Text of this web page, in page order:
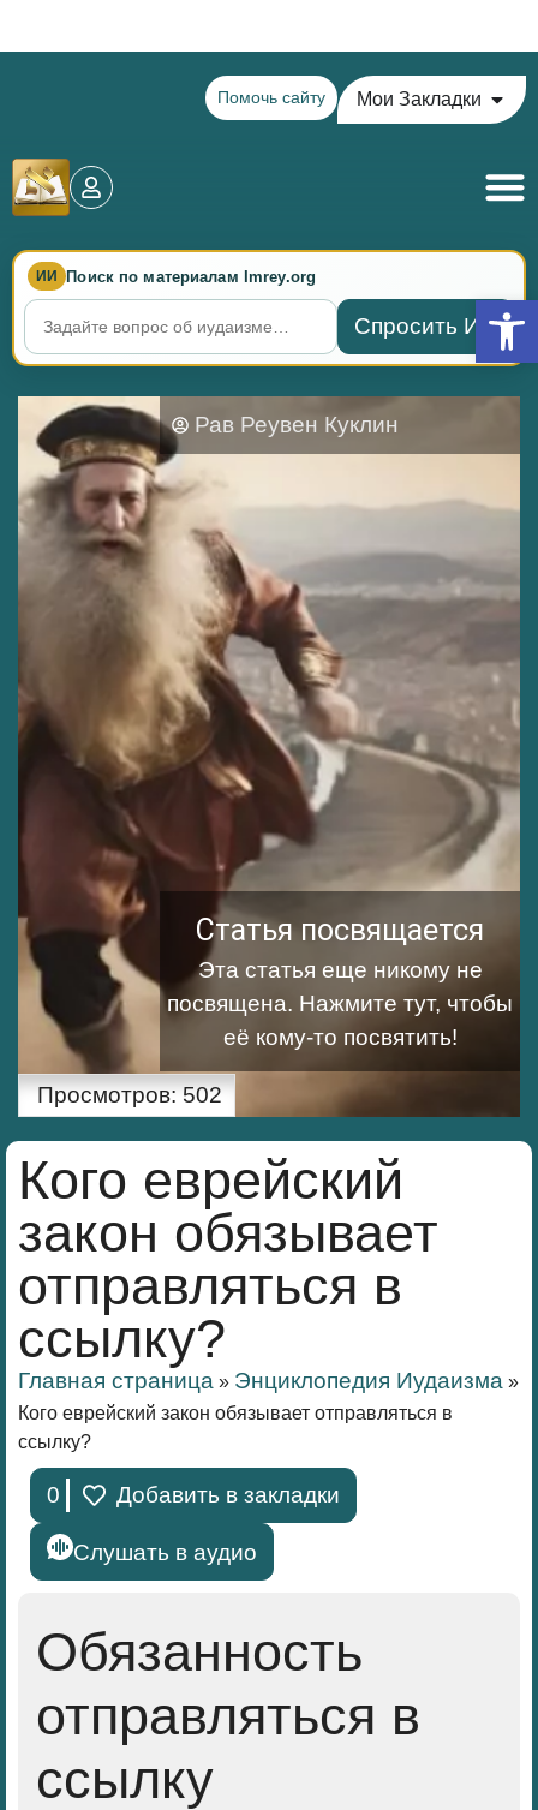
Помочь сайту Мои Закладки
ИИ Поиск по материалам Imrey.org
Спросить ИИ
Рав Реувен Куклин
Статья посвящается
Эта статья еще никому не
посвящена. Нажмите тут, чтобы
её кому-то посвятить!
Просмотров: 502
Кого еврейский
закон обязывает
отправляться в
ссылку?
Главная страница » Энциклопедия Иудаизма »
Кого еврейский закон обязывает отправляться в
ссылку?
0 Добавить в закладки
Слушать в аудио
Обязанность
отправляться в
ссылку